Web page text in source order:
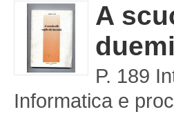
A
P. 189
Informatica e